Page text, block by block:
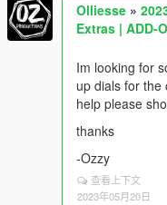
Olliesse »
Extras | ADD-
Im looking for
up dials for the
help please
thanks
-Ozzy
查看上下文
2023年05月20日